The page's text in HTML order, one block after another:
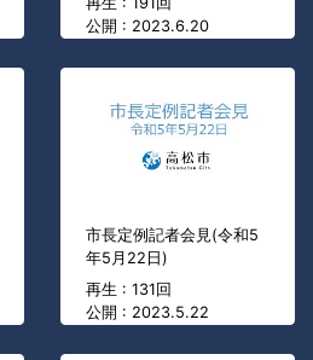
公開 : 2023.6.20
市長定例記者会見(令和5
年5月22日)
再生 : 131回
公開 : 2023.5.22